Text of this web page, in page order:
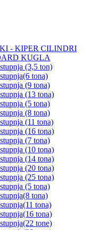
- KIPER CILINDRI
KUGLA
(3,5 ton)
tona)
(9 tona)
(13 tona)
(5 tona)
(8 tona)
(11 tona)
(16 tona)
(7 tona)
(10 tona)
(14 tona)
(20 tona)
(25 tona)
(5 tona)
tona)
tona)
tona)
tone)